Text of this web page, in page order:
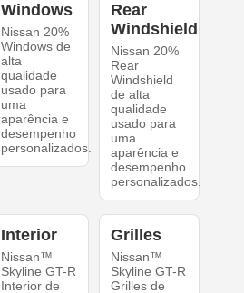
Windows
Nissan 20%
Windows de
alta
qualidade
usado para
uma
aparência e
desempenho
personalizados.
Rear
Windshield
Nissan 20%
Rear
Windshield
de alta
qualidade
usado para
uma
aparência e
desempenho
personalizados.
Interior
Nissan™
Skyline GT-R
Interior de
Grilles
Nissan™
Skyline GT-R
Grilles de